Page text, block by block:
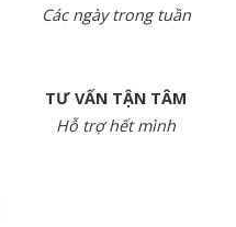
Các ngày trong tuần
TƯ VẤN TẬN TÂM
Hỗ trợ hết mình